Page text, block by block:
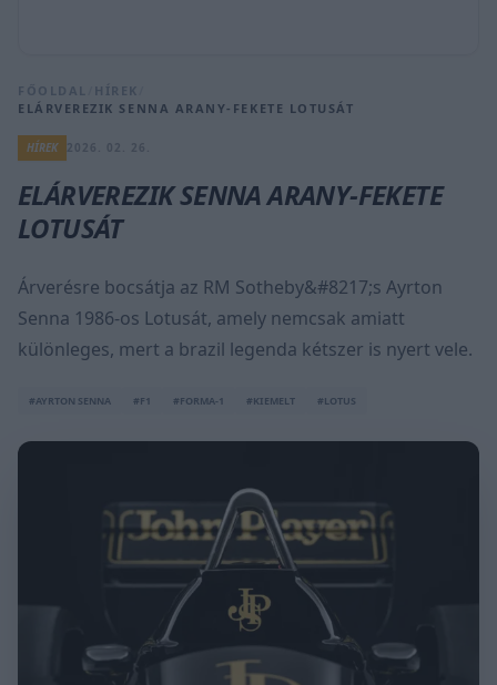
FŐOLDAL HÍREK
ELÁRVEREZIK SENNA ARANY-FEKETE LOTUSÁT
HÍREK
ELÁRVEREZIK SENNA ARANY-FEKETE
LOTUSÁT
Árverésre bocsátja az RM Sotheby&#8217;s Ayrton
Senna 1986-os Lotusát, amely nemcsak amiatt
különleges, mert a brazil legenda kétszer is nyert vele.
#AYRTON SENNA #F1 #FORMA-1 #KIEMELT #LOTUS